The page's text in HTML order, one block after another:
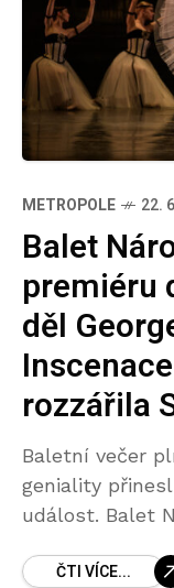
METROPOLE 22.
Balet
premiéru
děl
rozzářila
Baletní večer
geniality
událost. Balet
večeraČTI VÍCE...